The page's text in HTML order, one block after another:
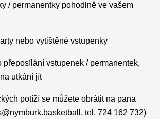
/ permanentky pohodlně ve vašem
nebo vytištěné vstupenky
přeposílání vstupenek / permanentek,
utkání jít
potíží se můžete obrátit na pana
tel. 724 162 732)